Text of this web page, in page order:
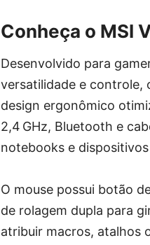
Conheça o MSI
Desenvolvido para
versatilidade e controle,
design ergonômico
2,4 GHz, Bluetooth e
notebooks e
O mouse possui botão
de rolagem dupla para
atribuir macros, atalhos